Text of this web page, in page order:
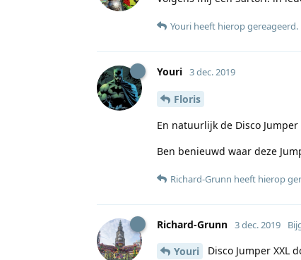
Youri heeft hierop gereageerd.
Youri 3 dec. 2019
Floris
En natuurlijk de Disco Jumper
Ben benieuwd waar deze
Richard-Grunn heeft hierop
Richard-Grunn 3 dec. 2019
Youri
Disco Jumper XXL